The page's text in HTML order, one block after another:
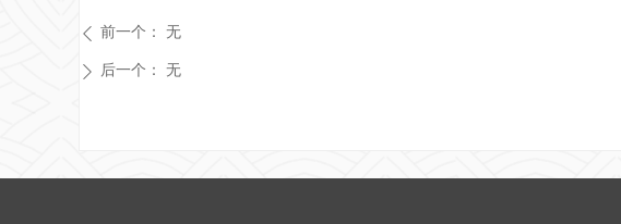
ꄴ 前一个： 无
ꄲ 后一个： 无